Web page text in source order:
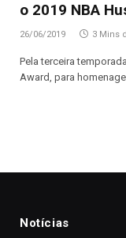
o 2019 NBA
26/06/2019 3 Mins
Pela terceira
Award, para
Notícias